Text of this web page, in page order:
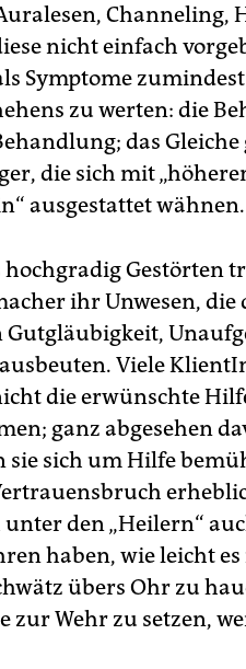
Channeling,
nicht einfach
Symptome
zu werten: die
das
die sich mit
ausgestattet wähnen.
hochgradig Gestörten
ihr Unwesen,
Gutgläubigkeit,
Viele
die erwünschte
ganz abgesehen
sie sich um Hilfe
den „Heilern“
haben, wie leicht
übers Ohr zu
zur Wehr zu setzen,